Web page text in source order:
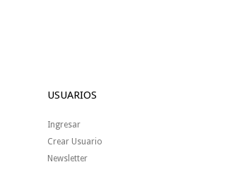
USUARIOS
Ingresar
Crear Usuario
Newsletter